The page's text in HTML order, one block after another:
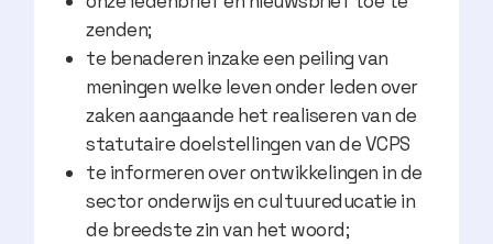
zenden;
te benaderen inzake een peiling van
meningen welke leven onder leden over
zaken aangaande het realiseren van de
statutaire doelstellingen van de VCPS
te informeren over ontwikkelingen in de
sector onderwijs en cultuureducatie in
de breedste zin van het woord;